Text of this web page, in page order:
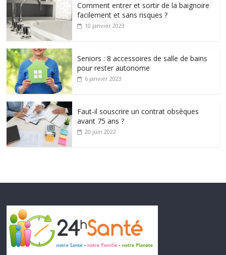
Comment entrer et sortir de la baignoire
facilement et sans risques ?
10 janvier 2023
Seniors : 8 accessoires de salle de bains
pour rester autonome
6 janvier 2023
Faut-il souscrire un contrat obsèques
avant 75 ans ?
20 juin 2022